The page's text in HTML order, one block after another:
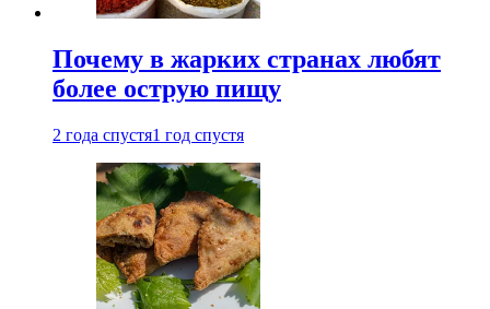
Почему в жарких странах любят
более острую пищу
2 года спустя1 год спустя